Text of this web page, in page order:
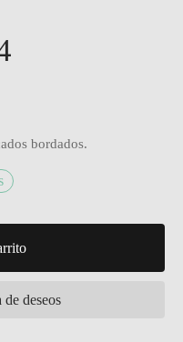
bordados.
deseos